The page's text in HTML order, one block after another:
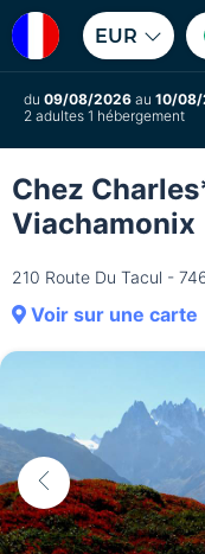
EUR
du 09/08/2026 au 10/
2 adultes 1 hébergement
Chez
Viachamonix
210 Route Du Tacul -
Voir sur une carte